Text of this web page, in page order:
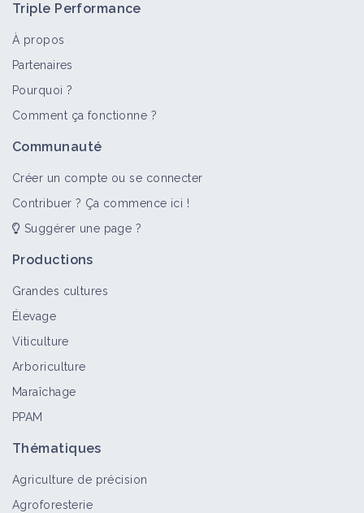
Matériel et équipement
Tailleuse de précision
Triple Performance
À propos
Partenaires
Pourquoi ?
Comment ça fonctionne ?
Communauté
Créer un compte ou se connecter
Contribuer ? Ça commence ici !
Suggérer une page ?
Productions
Grandes cultures
Élevage
Viticulture
Arboriculture
Maraîchage
PPAM
Thématiques
Agriculture de précision
Agroforesterie